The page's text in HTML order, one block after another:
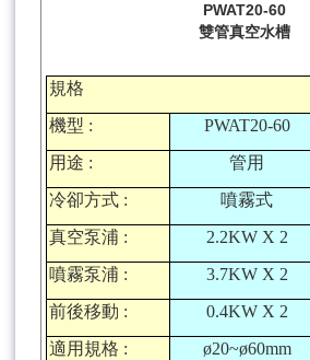
PWAT20-60
雙管真空水槽
規格
機型 : PWAT20-60
用途 : 管用
冷卻方式 : 噴霧式
真空泵浦 : 2.2KW X 2
噴霧泵浦 : 3.7KW X 2
前後移動 : 0.4KW X 2
適用規格 : ø20~ø60mm